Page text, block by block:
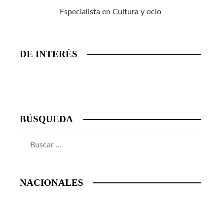
Especialista en Cultura y ocio
DE INTERÉS
BÚSQUEDA
NACIONALES